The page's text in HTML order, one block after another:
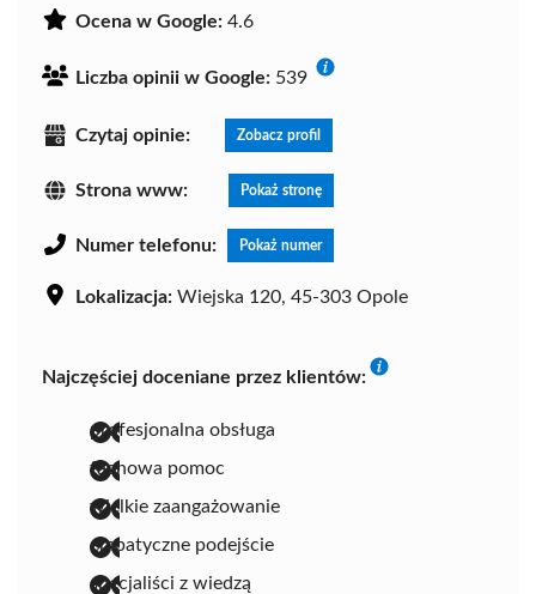
Ocena w Google: 4.6
Liczba opinii w Google: 539
Czytaj opinie: Zobacz profil
Strona www: Pokaż stronę
Numer telefonu: Pokaż numer
Lokalizacja: Wiejska 120, 45-303 Opole
Najczęściej doceniane przez klientów:
profesjonalna obsługa
fachowa pomoc
wielkie zaangażowanie
empatyczne podejście
specjaliści z wiedzą